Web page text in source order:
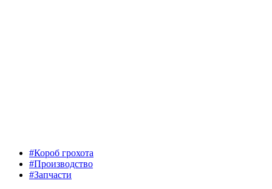
#Короб грохота
#Производство
#Запчасти